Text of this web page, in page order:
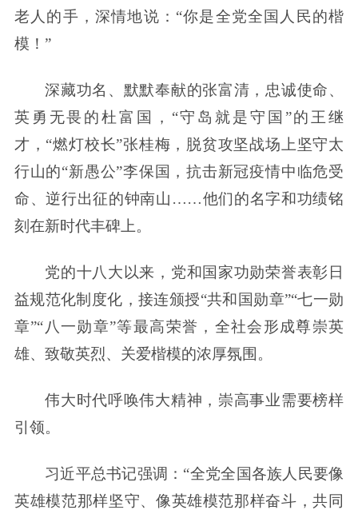
老人的手，深情地说：“你是全党全国人民的楷
模！”
深藏功名、默默奉献的张富清，忠诚使命、
英勇无畏的杜富国，“守岛就是守国”的王继
才，“燃灯校长”张桂梅，脱贫攻坚战场上坚守太
行山的“新愚公”李保国，抗击新冠疫情中临危受
命、逆行出征的钟南山……他们的名字和功绩铭
刻在新时代丰碑上。
党的十八大以来，党和国家功勋荣誉表彰日
益规范化制度化，接连颁授“共和国勋章”“七一勋
章”“八一勋章”等最高荣誉，全社会形成尊崇英
雄、致敬英烈、关爱楷模的浓厚氛围。
伟大时代呼唤伟大精神，崇高事业需要榜样
引领。
习近平总书记强调：“全党全国各族人民要像
英雄模范那样坚守、像英雄模范那样奋斗，共同